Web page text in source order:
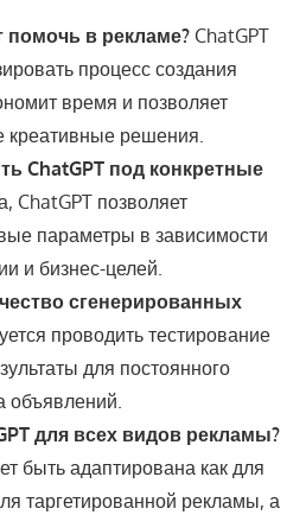
помочь в рекламе?ChatGPT
процесс создания
время и позволяет
креативные решения.
ChatGPT под конкретные
ChatGPT позволяет
параметры в зависимости
и бизнес-целей.
сгенерированных
проводить тестирование
для постоянного
объявлений.
для всех видов рекламы?
быть адаптирована как для
таргетированной рекламы, а